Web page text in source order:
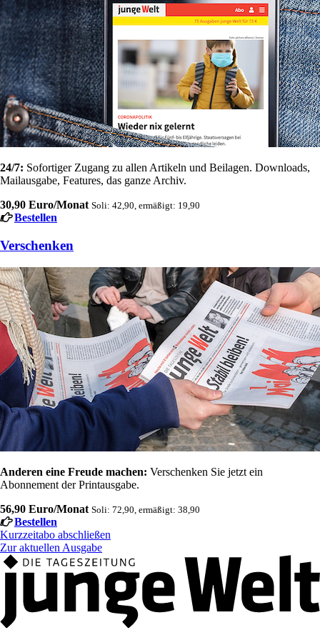
24/7: Sofortiger Zugang zu allen Artikeln und Beilagen. Downloads,
Mailausgabe, Features, das ganze Archiv.
30,90 Euro/Monat Soli: 42,90, ermäßigt: 19,90
Bestellen
Verschenken
Anderen eine Freude machen: Verschenken Sie jetzt ein
Abonnement der Printausgabe.
56,90 Euro/Monat Soli: 72,90, ermäßigt: 38,90
Bestellen
Kurzzeitabo abschließen
Zur aktuellen Ausgabe